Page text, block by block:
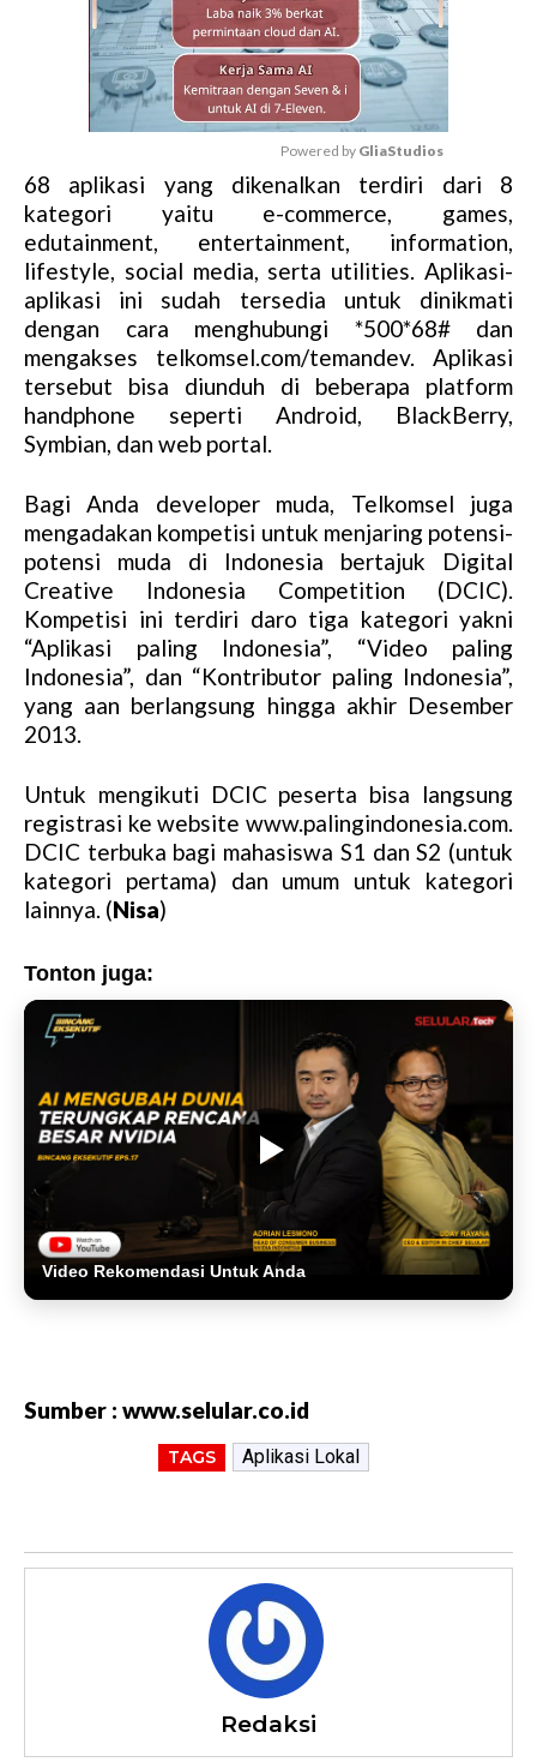
M
u
e
Powered by GliaStudios
68 aplikasi yang dikenalkan terdiri dari 8
kategori yaitu e-commerce, games,
edutainment, entertainment, information,
lifestyle, social media, serta utilities. Aplikasi-
aplikasi ini sudah tersedia untuk dinikmati
dengan cara menghubungi *500*68# dan
mengakses telkomsel.com/temandev. Aplikasi
tersebut bisa diunduh di beberapa platform
handphone seperti Android, BlackBerry,
Symbian, dan web portal.
Bagi Anda developer muda, Telkomsel juga
mengadakan kompetisi untuk menjaring potensi-
potensi muda di Indonesia bertajuk Digital
Creative Indonesia Competition (DCIC).
Kompetisi ini terdiri daro tiga kategori yakni
“Aplikasi paling Indonesia”, “Video paling
Indonesia”, dan “Kontributor paling Indonesia”,
yang aan berlangsung hingga akhir Desember
2013.
Untuk mengikuti DCIC peserta bisa langsung
registrasi ke website www.palingindonesia.com.
DCIC terbuka bagi mahasiswa S1 dan S2 (untuk
kategori pertama) dan umum untuk kategori
lainnya. (Nisa)
Tonton juga:
Video Rekomendasi Untuk Anda
Sumber : www.selular.co.id
TAGS Aplikasi Lokal
Redaksi